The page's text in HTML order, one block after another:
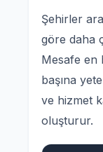
Şehirler
göre daha
Mesafe en
başına
ve hizmet
oluşturur.